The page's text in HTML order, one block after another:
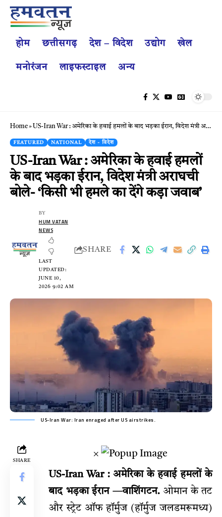
होम छत्तीसगढ़ देश – विदेश उद्योग खेल
मनोरंजन लाइफस्टाइल अन्य
Home» US-Iran War : अमेरिका के हवाई हमलों के बाद भड़का ईरान, विदेश मंत्री अराघची बोले- ‘किसी भी हमले का देंगे कड़ा जवाब’
FEATURED NATIONAL देश - विदेश
US-Iran War : अमेरिका के हवाई हमलों
के बाद भड़का ईरान, विदेश मंत्री अराघची
बोले- ‘किसी भी हमले का देंगे कड़ा जवाब’
LAST
UPDATED:
JUNE 10,
2026 9:02 AM
BY
HUM VATAN
NEWS
SHARE
US-Iran War: Iran enraged after US airstrikes.
SHARE
×
US-Iran War : अमेरिका के हवाई हमलों के
बाद भड़का ईरान —वाशिंगटन.ओमान के तट
और स्ट्रेट ऑफ हॉर्मुज (हॉर्मुज जलडमरूमध्य)